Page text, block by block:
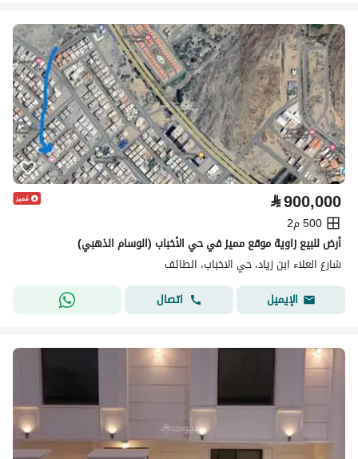
⃁900,000
500 م2
أرض للبيع زاوية موقع مميز في حي الأخباب (الوسام الذهبي)
شارع العلاء ابن زياد، حي الاخباب، الطائف
الإيميل
اتصال